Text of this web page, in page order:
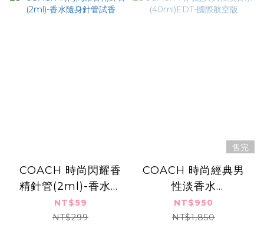
COACH 時尚閃耀香
精針管(2ml)-香水隨
身針管試香
NT$59
NT$299
售完
COACH 時尚經典男
性淡香水
(40ml)EDT-國際航
空版
NT$950
NT$1,850